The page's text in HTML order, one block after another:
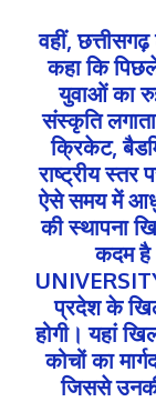
वहीं,
कहा कि
युवाओं का
संस्कृति
क्रिकेट,
राष्ट्रीय स्तर
ऐसे समय में
की स्थापना
कदम
प्रदेश के
होगी। यहां
कोचों का
जिससे